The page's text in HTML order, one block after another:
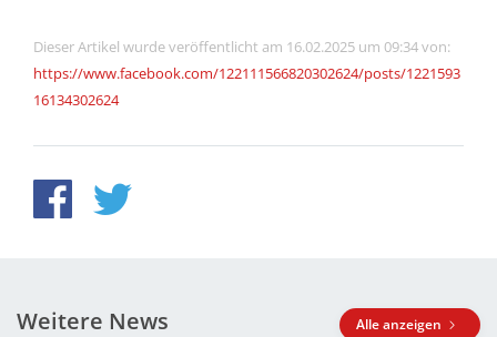
Dieser Artikel wurde veröffentlicht am 16.02.2025 um 09:34 von:
https://www.facebook.com/122111566820302624/posts/1221593
16134302624
Weitere News Alle anzeigen